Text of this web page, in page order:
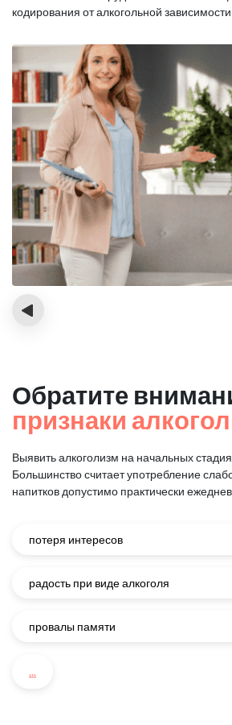
кодирования от алкогольной зависимости
‹
Обратите
признаки
Выявить алкоголизм на начальных
Большинство считает употребление
напитков допустимо практически
потеря интересов
радость при виде алкоголя
провалы памяти
...